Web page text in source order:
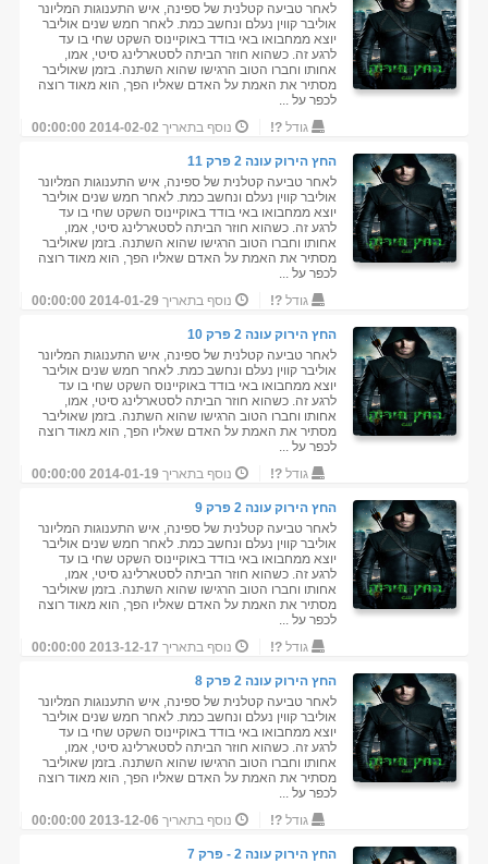
לאחר טביעה קטלנית של ספינה, איש התענוגות המליונר
אוליבר קווין נעלם ונחשב כמת. לאחר חמש שנים אוליבר
יוצא ממחבואו באי בודד באוקיינוס השקט שחי בו עד
לרגע זה. כשהוא חוזר הביתה לסטארלינג סיטי, אמו,
אחותו וחברו הטוב הרגישו שהוא השתנה. בזמן שאוליבר
מסתיר את האמת על האדם שאליו הפך, הוא מאוד רוצה
לכפר על ...
גודל?! נוסף בתאריך 2014-02-02 00:00:00
החץ הירוק עונה 2 פרק 11
לאחר טביעה קטלנית של ספינה, איש התענוגות המליונר
אוליבר קווין נעלם ונחשב כמת. לאחר חמש שנים אוליבר
יוצא ממחבואו באי בודד באוקיינוס השקט שחי בו עד
לרגע זה. כשהוא חוזר הביתה לסטארלינג סיטי, אמו,
אחותו וחברו הטוב הרגישו שהוא השתנה. בזמן שאוליבר
מסתיר את האמת על האדם שאליו הפך, הוא מאוד רוצה
לכפר על ...
גודל?! נוסף בתאריך 2014-01-29 00:00:00
החץ הירוק עונה 2 פרק 10
לאחר טביעה קטלנית של ספינה, איש התענוגות המליונר
אוליבר קווין נעלם ונחשב כמת. לאחר חמש שנים אוליבר
יוצא ממחבואו באי בודד באוקיינוס השקט שחי בו עד
לרגע זה. כשהוא חוזר הביתה לסטארלינג סיטי, אמו,
אחותו וחברו הטוב הרגישו שהוא השתנה. בזמן שאוליבר
מסתיר את האמת על האדם שאליו הפך, הוא מאוד רוצה
לכפר על ...
גודל?! נוסף בתאריך 2014-01-19 00:00:00
החץ הירוק עונה 2 פרק 9
לאחר טביעה קטלנית של ספינה, איש התענוגות המליונר
אוליבר קווין נעלם ונחשב כמת. לאחר חמש שנים אוליבר
יוצא ממחבואו באי בודד באוקיינוס השקט שחי בו עד
לרגע זה. כשהוא חוזר הביתה לסטארלינג סיטי, אמו,
אחותו וחברו הטוב הרגישו שהוא השתנה. בזמן שאוליבר
מסתיר את האמת על האדם שאליו הפך, הוא מאוד רוצה
לכפר על ...
גודל?! נוסף בתאריך 2013-12-17 00:00:00
החץ הירוק עונה 2 פרק 8
לאחר טביעה קטלנית של ספינה, איש התענוגות המליונר
אוליבר קווין נעלם ונחשב כמת. לאחר חמש שנים אוליבר
יוצא ממחבואו באי בודד באוקיינוס השקט שחי בו עד
לרגע זה. כשהוא חוזר הביתה לסטארלינג סיטי, אמו,
אחותו וחברו הטוב הרגישו שהוא השתנה. בזמן שאוליבר
מסתיר את האמת על האדם שאליו הפך, הוא מאוד רוצה
לכפר על ...
גודל?! נוסף בתאריך 2013-12-06 00:00:00
החץ הירוק עונה 2 - פרק 7